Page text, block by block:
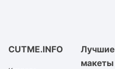
CUTME.INFO
Лучшие
макеты